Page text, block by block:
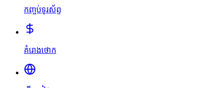
កញ្ចប់ទូរស័ព្ទ
គំរោងថោក